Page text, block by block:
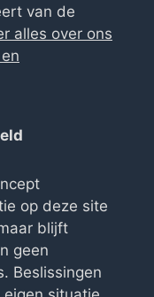
van de
alles over ons
op deze site
blijft
geen
Beslissingen